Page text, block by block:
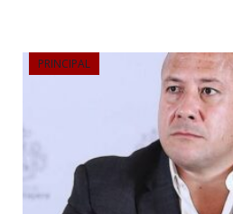
PRINCIPAL